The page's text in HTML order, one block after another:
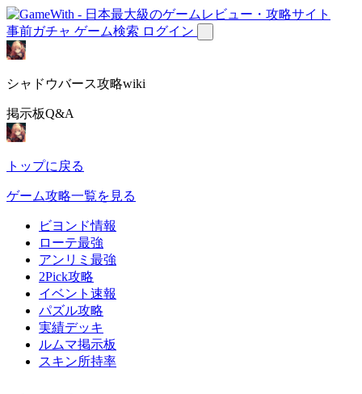
事前ガチャ ゲーム検索 ログイン
シャドウバース攻略wiki
掲示板Q&A
トップに戻る
ゲーム攻略一覧を見る
ビヨンド情報
ローテ最強
アンリミ最強
2Pick攻略
イベント速報
パズル攻略
実績デッキ
ルムマ掲示板
スキン所持率